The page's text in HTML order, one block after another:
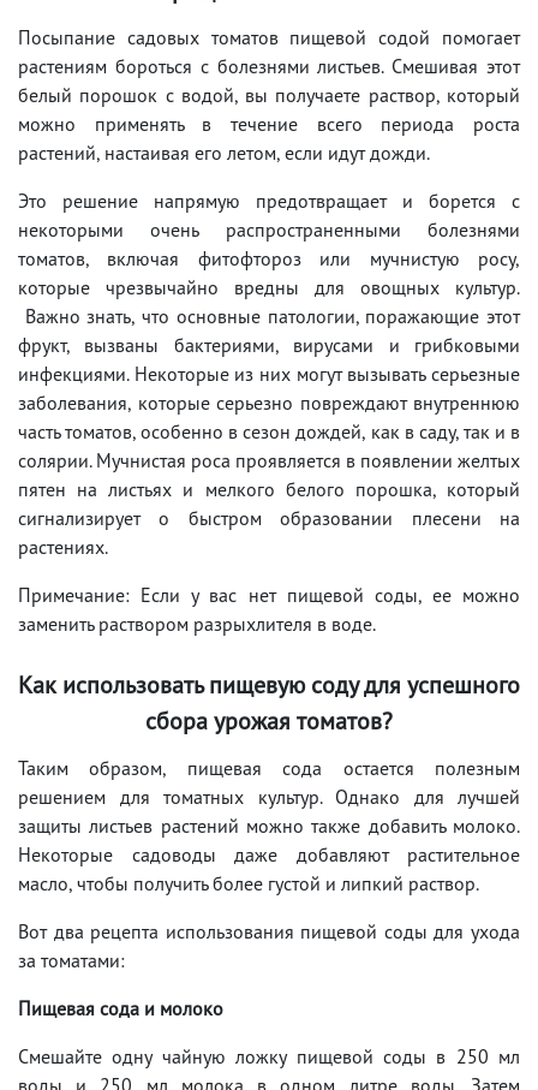
Посыпание садовых томатов пищевой содой помогает
растениям бороться с болезнями листьев. Смешивая этот
белый порошок с водой, вы получаете раствор, который
можно применять в течение всего периода роста
растений, настаивая его летом, если идут дожди.
Это решение напрямую предотвращает и борется с
некоторыми очень распространенными болезнями
томатов, включая фитофтороз или мучнистую росу,
которые чрезвычайно вредны для овощных культур.
Важно знать, что основные патологии, поражающие этот
фрукт, вызваны бактериями, вирусами и грибковыми
инфекциями. Некоторые из них могут вызывать серьезные
заболевания, которые серьезно повреждают внутреннюю
часть томатов, особенно в сезон дождей, как в саду, так и в
солярии. Мучнистая роса проявляется в появлении желтых
пятен на листьях и мелкого белого порошка, который
сигнализирует о быстром образовании плесени на
растениях.
Примечание: Если у вас нет пищевой соды, ее можно
заменить раствором разрыхлителя в воде.
Как использовать пищевую соду для успешного
сбора урожая томатов?
Таким образом, пищевая сода остается полезным
решением для томатных культур. Однако для лучшей
защиты листьев растений можно также добавить молоко.
Некоторые садоводы даже добавляют растительное
масло, чтобы получить более густой и липкий раствор.
Вот два рецепта использования пищевой соды для ухода
за томатами:
Пищевая сода и молоко
Смешайте одну чайную ложку пищевой соды в 250 мл
воды и 250 мл молока в одном литре воды. Затем